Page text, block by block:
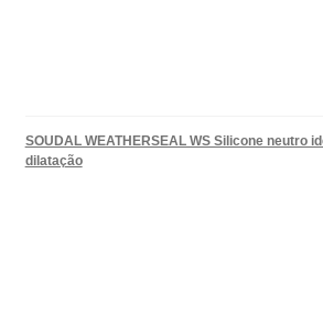
SOUDAL WEATHERSEAL WS Silicone neutro
dilatação